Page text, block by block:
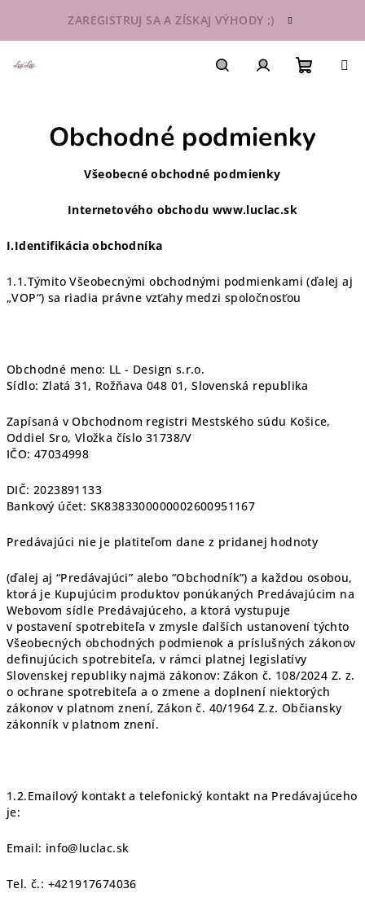
obsah
ZAREGISTRUJ SA A ZÍSKAJ VÝHODY ;)
košík
Obchodné podmienky
Všeobecné obchodné podmienky
Internetového obchodu www.luclac.sk
I.Identifikácia obchodníka
1.1.Týmito Všeobecnými obchodnými podmienkami (ďalej aj
„VOP“) sa riadia právne vzťahy medzi spoločnosťou
Obchodné meno: LL - Design s.r.o.
Sídlo: Zlatá 31, Rožňava 048 01, Slovenská republika
Zapísaná v Obchodnom registri Mestského súdu Košice,
Oddiel Sro, Vložka číslo 31738/V
IČO: 47034998
DIČ: 2023891133
Bankový účet: SK8383300000002600951167
Predávajúci nie je platiteľom dane z pridanej hodnoty
(ďalej aj “Predávajúci” alebo “Obchodník”) a každou osobou,
ktorá je Kupujúcim produktov ponúkaných Predávajúcim na
Webovom sídle Predávajúceho, a ktorá vystupuje
v postavení spotrebiteľa v zmysle ďalších ustanovení týchto
Všeobecných obchodných podmienok a príslušných zákonov
definujúcich spotrebiteľa, v rámci platnej legislatívy
Slovenskej republiky najmä zákonov: Zákon č. 108/2024 Z. z.
o ochrane spotrebiteľa a o zmene a doplnení niektorých
zákonov v platnom znení, Zákon č. 40/1964 Z.z. Občiansky
zákonník v platnom znení.
1.2.Emailový kontakt a telefonický kontakt na Predávajúceho
je:
Email: info@luclac.sk
Tel. č.: +421917674036